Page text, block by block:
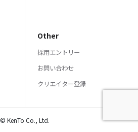
Other
採用エントリー
お問い合わせ
クリエイター登録
© KenTo Co., Ltd.